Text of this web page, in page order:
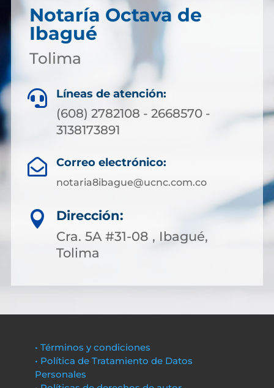
Notaría Octava de
Ibagué
Tolima
 Líneas de atención:
(608) 2782108 - 2668570 -
3138173891
 Correo electrónico:
notaria8ibague@ucnc.com.co

Dirección:
Cra. 5A #31-08 , Ibagué,
Tolima
• Términos y condiciones
• Política de Tratamiento de Datos
Personales